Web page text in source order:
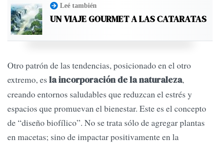
Leé también
UN VIAJE GOURMET A LAS CATARATAS
Otro patrón de las tendencias, posicionado en el otro
extremo, es la incorporación de la naturaleza,
creando entornos saludables que reduzcan el estrés y
espacios que promuevan el bienestar. Este es el concepto
de “diseño biofílico”. No se trata sólo de agregar plantas
en macetas; sino de impactar positivamente en la